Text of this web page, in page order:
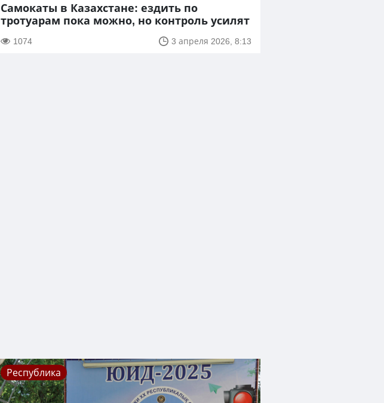
Самокаты в Казахстане: ездить по
тротуарам пока можно, но контроль усилят
1074 3 апреля 2026, 8:13
Республика